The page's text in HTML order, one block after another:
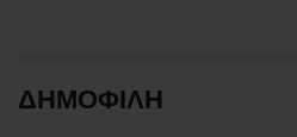
ΔΗΜΟΦΙΛΗ